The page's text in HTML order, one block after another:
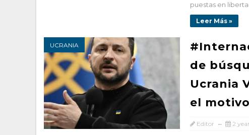
puestas en
Leer Más »
UCRANIA
de
Ucrania
el
Editor 2